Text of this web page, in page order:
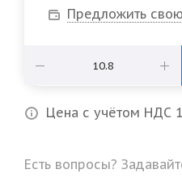
Предложить
Цена с учётом НДС
Есть вопросы?